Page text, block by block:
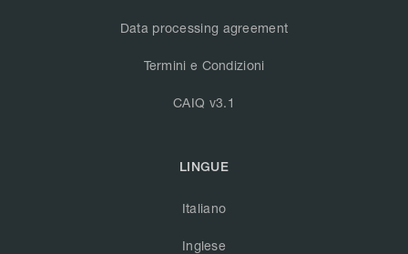
Data processing agreement
Termini e Condizioni
CAIQ v3.1
LINGUE
Italiano
Inglese